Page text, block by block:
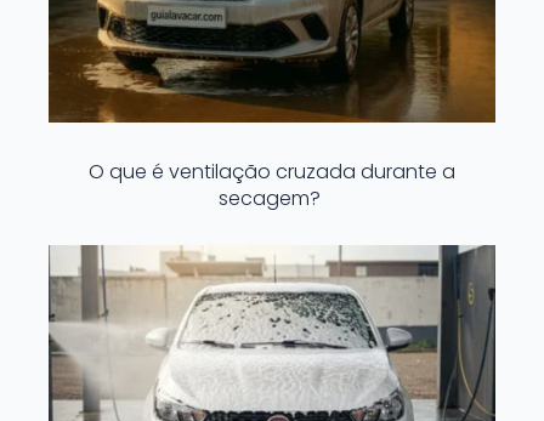
O que é ventilação cruzada durante a
secagem?